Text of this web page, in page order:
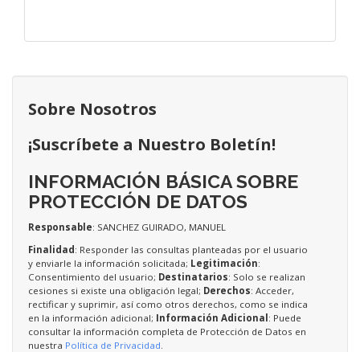
Sobre Nosotros
¡Suscríbete a Nuestro Boletín!
INFORMACIÓN BÁSICA SOBRE
PROTECCIÓN DE DATOS
Responsable: SANCHEZ GUIRADO, MANUEL
Finalidad: Responder las consultas planteadas por el usuario
y enviarle la información solicitada; Legitimación:
Consentimiento del usuario; Destinatarios: Solo se realizan
cesiones si existe una obligación legal; Derechos: Acceder,
rectificar y suprimir, así como otros derechos, como se indica
en la información adicional; Información Adicional: Puede
consultar la información completa de Protección de Datos en
nuestra Política de Privacidad